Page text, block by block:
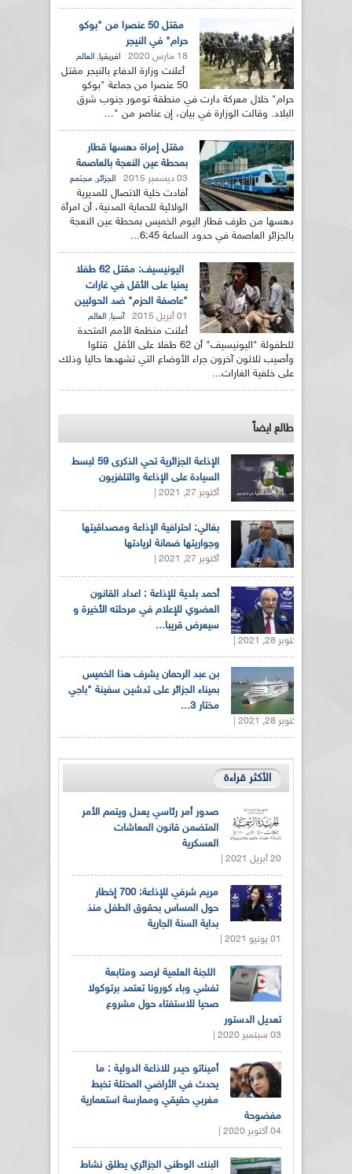
مقتل 50 عنصرا من "بوكو
حرام" في النيجر
18 مارس 2020 افريقيا, العالم
أعلنت وزارة الدفاع بالنيجر مقتل
50 عنصرا من جماعة "بوكو
حرام" خلال معركة دارت في منطقة تومور جنوب شرق
البلاد. وقالت الوزارة في بيان، إن عناصر من "...
مقتل إمراة دهسها قطار
بمحطة عين النعجة بالعاصمة
03 ديسمبر 2015 الجزائر, مجتمع
أفادت خلية الاتصال للمديرية
الولائية للحماية المدنية، أن امرأة
دهسها من طرف قطار اليوم الخميس بمحطة عين النعجة
بالجزائر العاصمة في حدود الساعة 6:45...
اليونيسيف: مقتل 62 طفلا
يمنيا على الأقل في غارات
"عاصفة الحزم" ضد الحوثيين
01 أبريل 2015 آسيا, العالم
أعلنت منظمة الأمم المتحدة
للطفولة "اليونيسيف" أن 62 طفلا على الأقل قتلوا
وأصيب ثلاثون آخرون جراء الأوضاع التي تشهدها حاليا وذلك
على خلفية الغارات...
طالع ايضاً
الإذاعة الجزائرية تحي الذكرى 59 لبسط
السيادة على الإذاعة والتلفزيون
أكتوبر 27, 2021 |
بغالي: احترافية الإذاعة ومصداقيتها
وجواريتها ضمانة لريادتها
أكتوبر 27, 2021 |
أحمد بلدية للإذاعة : اعداد القانون
العضوي للإعلام في مرحلته الأخيرة و
سيعرض قريبا...
أكتوبر 28, 2021 |
بن عبد الرحمان يشرف هذا الخميس
بميناء الجزائر على تدشين سفينة "باجي
مختار 3...
أكتوبر 28, 2021 |
الأكثر قراءة
صدور أمر رئاسي يعدل ويتمم الأمر
المتضمن قانون المعاشات
العسكرية
20 أبريل 2021 |
مريم شرفي للإذاعة: 700 إخطار
حول المساس بحقوق الطفل منذ
بداية السنة الجارية
01 يونيو 2021 |
اللجنة العلمية لرصد ومتابعة
تفشي وباء كورونا تعتمد برتوكولا
صحيا للاستفتاء حول مشروع
تعديل الدستور
03 سبتمبر 2020 |
أميناتو حيدر للاذاعة الدولية : ما
يحدث في الأراضي المحتلة تخبط
مغربي حقيقي وممارسة استعمارية
مفضوحة
04 أكتوبر 2020 |
البنك الوطني الجزائري يطلق نشاط